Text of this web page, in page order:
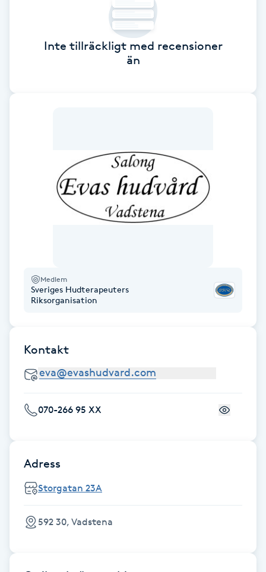
Fransförlängning
Fransförlängning Megavolym
Fransk manikyr
Frekvensterapi
Friskvård
Friskvårdsmassage
Frisör
Inte tillräckligt med recensioner
än
Medlem
Sveriges Hudterapeuters
Riksorganisation
Kontakt
070-266 95 XX
Adress
Storgatan 23A
592 30, Vadstena